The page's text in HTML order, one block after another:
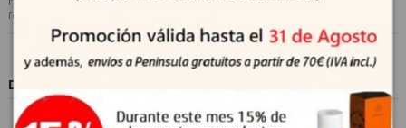
funcionamiento normal del sistema inmunitario.
Descripción